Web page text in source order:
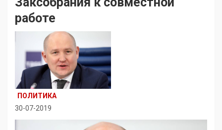
работе
ПОЛИТИКА
30-07-2019